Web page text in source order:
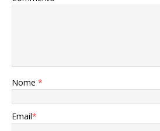
Nome *
Email*